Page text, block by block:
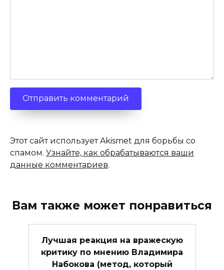
Этот сайт использует Akismet для борьбы со
спамом. Узнайте, как обрабатываются ваши
данные комментариев.
Вам также может понравиться
Лучшая реакция на вражескую
критику по мнению Владимира
Набокова (метод, который